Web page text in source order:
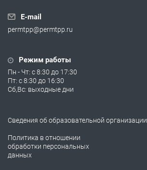
E-mail
permtpp@permtpp.ru
Режим работы
Пн - Чт: с 8:30 до 17:30
Пт: с 8:30 до 16:30
Сб,Вс: выходные дни
Сведения об образовательной организации
Политика в отношении
обработки персональных
данных